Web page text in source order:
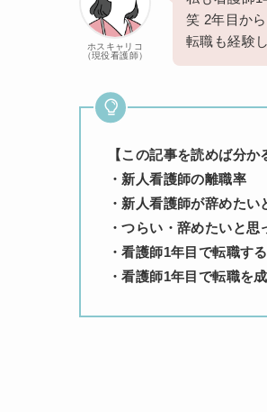
ホスキャリコ
（現役看護師）
笑 2年目か
転職も経験
【この記事を読めば分か
・新人看護師の離職率
・新人看護師が辞めたい
・つらい・辞めたいと思
・看護師1年目で転職す
・看護師1年目で転職を